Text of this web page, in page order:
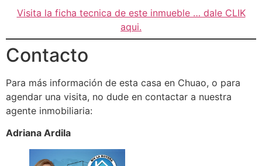
Visita la ficha tecnica de este inmueble … dale CLIK
aqui.
Contacto
Para más información de esta casa en Chuao, o para
agendar una visita, no dude en contactar a nuestra
agente inmobiliaria:
Adriana Ardila